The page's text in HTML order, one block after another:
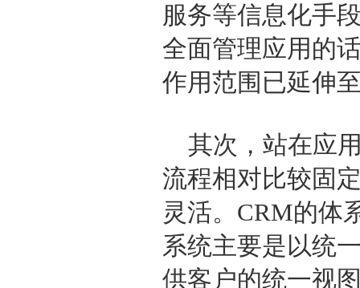
服务等信息化手
全面管理应用的
作用范围已延伸
其次，站在应
流程相对比较固
灵活。CRM的体
系统主要是以统
供客户的统一视